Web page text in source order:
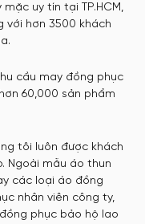
uy tín tại TP.HCM,
với hơn 3500 khách
cầu may đồng phục
60,000 sản phẩm
tôi luôn được khách
Ngoài mẫu áo thun
các loại áo đồng
nhân viên công ty,
phục bảo hộ lao